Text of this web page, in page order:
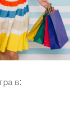
в: